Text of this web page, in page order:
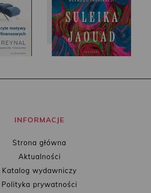
INFORMACJE
Strona główna
Aktualności
Katalog wydawniczy
Polityka prywatności